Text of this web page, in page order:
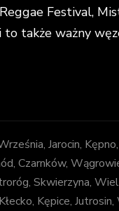
Festival,
także ważny
Jarocin,
Czarnków,
Skwierzyna,
Kępice,